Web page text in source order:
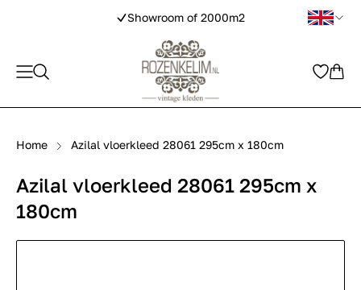
Showroom of 2000m2
Home Azilal vloerkleed 28061 295cm x 180cm
Azilal vloerkleed 28061 295cm x
180cm